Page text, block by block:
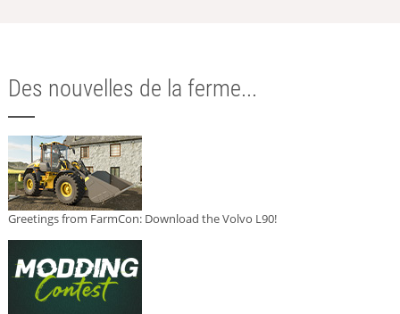
Des nouvelles de la ferme...
Greetings from FarmCon: Download the Volvo L90!